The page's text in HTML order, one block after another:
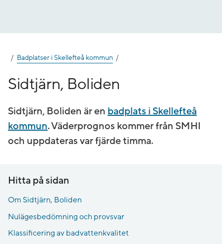
Badplatser i Skellefteå kommun
Sidtjärn, Boliden
Sidtjärn, Boliden är en badplats i Skellefteå
kommun. Väderprognos kommer från SMHI
och uppdateras var fjärde timma.
Hitta på sidan
Om Sidtjärn, Boliden
Nulägesbedömning och provsvar
Klassificering av badvattenkvalitet